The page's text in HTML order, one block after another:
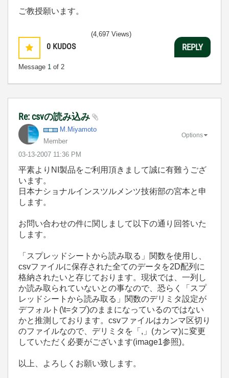
ご教授願います。
0 KUDOS
Message 1 of 2
(4,697 Views)
REPLY
Re: csvの読み込み
M.Miyamoto
Member
‎03-13-2007 11:36 PM
Options
平素よりNI製品をご利用頂きまして誠に有難うござ
います。
日本ナショナルインスツルメンツ技術部の宮本と申
します。
お問い合わせの件に関しまして以下の通り回答いた
します。
「スプレッドシートから読み取る」関数を使用し、
csvファイルに保存された全てのデータを2D配列に
格納されたいと存じております。現状では、一列し
か読み取られていないとの事なので、恐らく「スプ
レッドシートから読み取る」関数のデリミタ設定が
デフォルト(\t=タブ)のままになっているのではない
かと推測しております。csvファイルはカンマ区切り
のファイルなので、デリミタを「,」(カンマ)に変更
していただく必要がございます(image1参照)。
以上、よろしくお願い致します。